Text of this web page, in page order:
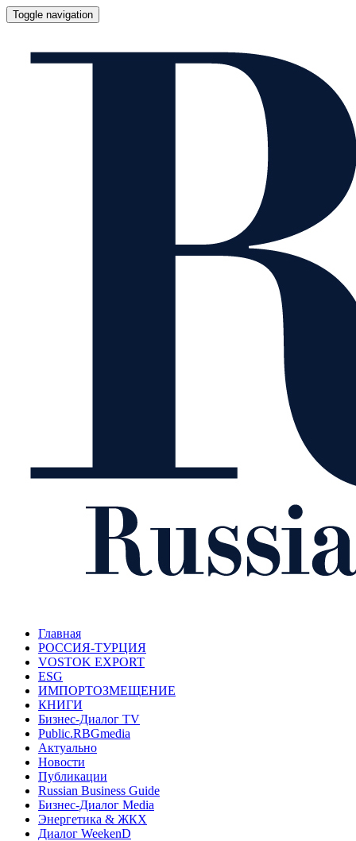
Toggle navigation
Главная
РОССИЯ-ТУРЦИЯ
VOSTOK EXPORT
ESG
ИМПОРТОЗМЕЩЕНИЕ
КНИГИ
Бизнес-Диалог TV
Public.RBGmedia
Актуально
Новости
Публикации
Russian Business Guide
Бизнес-Диалог Media
Энергетика & ЖКХ
Диалог WeekenD